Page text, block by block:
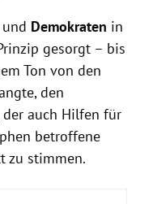
und Demokraten in
gesorgt – bis
Ton von den
den
auch Hilfen für
betroffene
zu stimmen.